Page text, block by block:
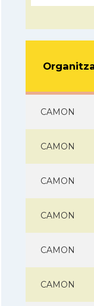
CAMON
CAMON
CAMON
CAMON
CAMON
CAMON